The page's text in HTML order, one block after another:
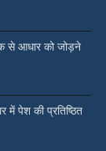
से आधार को जोड़ने
में पेश की प्रतिष्ठित